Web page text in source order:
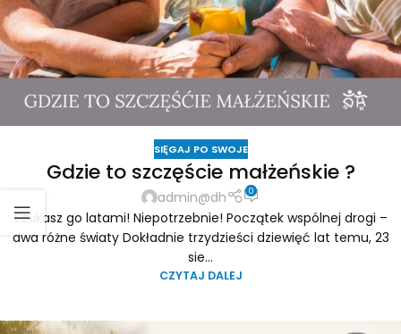
SIĘGAJ PO SWOJE
Gdzie to szczęście małżeńskie ?
admin@dh 0
Szukasz go latami! Niepotrzebnie! Początek wspólnej drogi –
dwa różne światy Dokładnie trzydzieści dziewięć lat temu, 23
sie...
CZYTAJ DALEJ